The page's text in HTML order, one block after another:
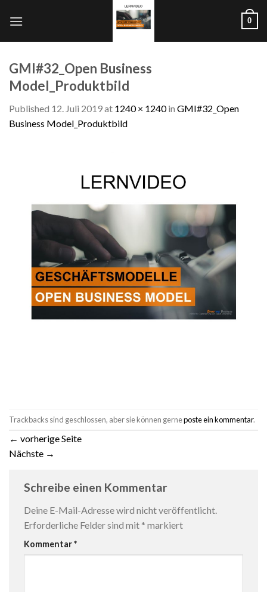
0
GMI#32_Open Business
Model_Produktbild
Published 12. Juli 2019at 1240 × 1240in GMI#32_Open
Business Model_Produktbild
Trackbacks sind geschlossen, aber sie können gerneposte ein kommentar.
← vorherige Seite
Nächste →
Schreibe einen Kommentar
Deine E-Mail-Adresse wird nicht veröffentlicht.
Erforderliche Felder sind mit * markiert
Kommentar*